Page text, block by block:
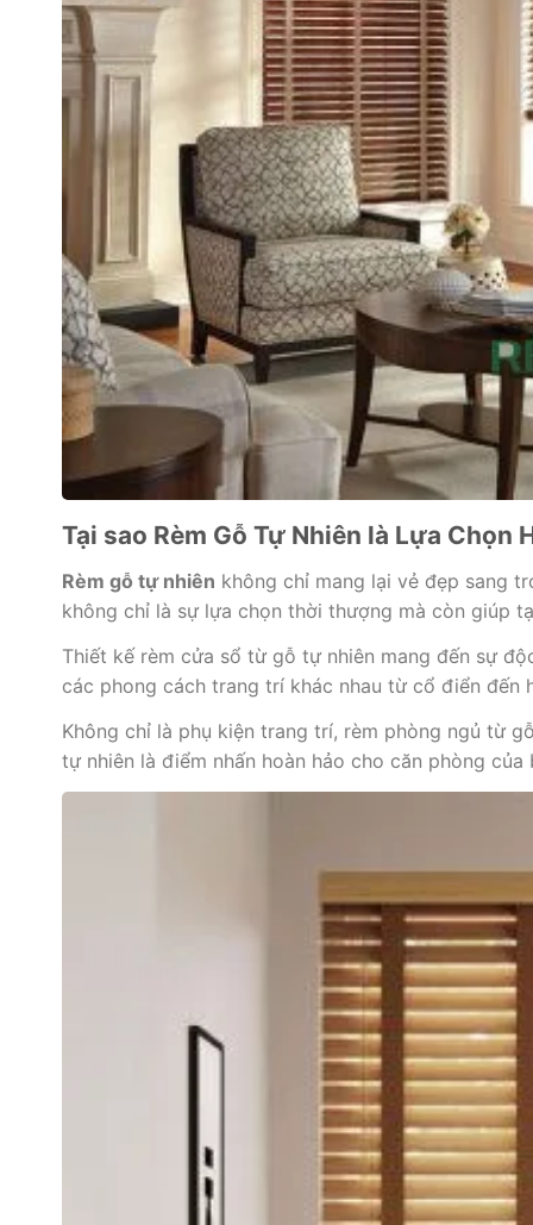
Tại sao Rèm Gỗ Tự Nhiên là Lựa
Rèm gỗ tự nhiên không chỉ mang lại vẻ đẹp sang
không chỉ là sự lựa chọn thời thượng mà còn giúp
Thiết kế rèm cửa sổ từ gỗ tự nhiên mang đến sự
các phong cách trang trí khác nhau từ cổ điển đến
Không chỉ là phụ kiện trang trí, rèm phòng ngủ từ
tự nhiên là điểm nhấn hoàn hảo cho căn phòng của